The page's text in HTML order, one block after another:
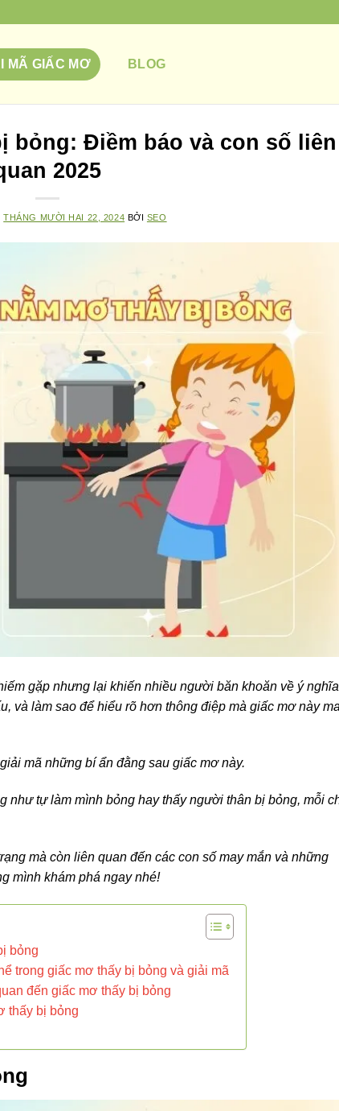
MÃ GIẤC MƠ BLOG
bỏng: Điềm báo và con số liên
2025
THÁNG MƯỜI HAI 22, 2024 BỞI SEO
gặp nhưng lại khiến nhiều người băn khoăn về ý nghĩa
và làm sao để hiểu rõ hơn thông điệp mà giấc mơ này
mã những bí ẩn đằng sau giấc mơ này.
như tự làm mình bỏng hay thấy người thân bị bỏng, mỗi
mà còn liên quan đến các con số may mắn và những
mình khám phá ngay nhé!
bỏng
trong giấc mơ thấy bị bỏng và giải mã
đến giấc mơ thấy bị bỏng
thấy bị bỏng